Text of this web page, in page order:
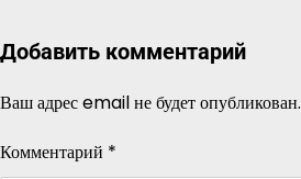
Добавить комментарий
Ваш адрес email не будет опубликован.
Комментарий *